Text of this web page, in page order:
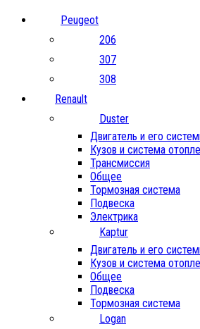
Peugeot
206
307
308
Renault
Duster
Двигатель и его
Кузов и система
Трансмиссия
Общее
Тормозная система
Подвеска
Электрика
Kaptur
Двигатель и его
Кузов и система
Общее
Подвеска
Тормозная система
Logan